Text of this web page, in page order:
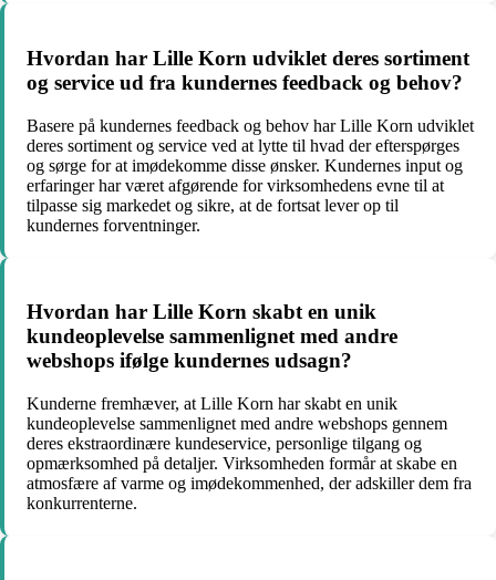
Hvordan har Lille Korn udviklet deres sortiment
og service ud fra kundernes feedback og behov?
Basere på kundernes feedback og behov har Lille Korn udviklet
deres sortiment og service ved at lytte til hvad der efterspørges
og sørge for at imødekomme disse ønsker. Kundernes input og
erfaringer har været afgørende for virksomhedens evne til at
tilpasse sig markedet og sikre, at de fortsat lever op til
kundernes forventninger.
Hvordan har Lille Korn skabt en unik
kundeoplevelse sammenlignet med andre
webshops ifølge kundernes udsagn?
Kunderne fremhæver, at Lille Korn har skabt en unik
kundeoplevelse sammenlignet med andre webshops gennem
deres ekstraordinære kundeservice, personlige tilgang og
opmærksomhed på detaljer. Virksomheden formår at skabe en
atmosfære af varme og imødekommenhed, der adskiller dem fra
konkurrenterne.